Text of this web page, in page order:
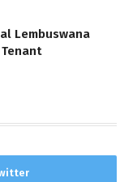
Lembuswana